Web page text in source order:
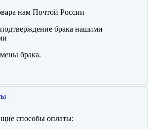
нам Почтой России
брака нашими
брака.
способы оплаты: